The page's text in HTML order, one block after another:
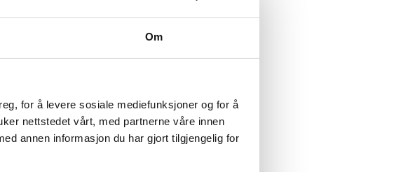
Om
for å levere sosiale mediefunksjoner og for å
nettstedet vårt, med partnerne våre innen
annen informasjon du har gjort tilgjengelig for